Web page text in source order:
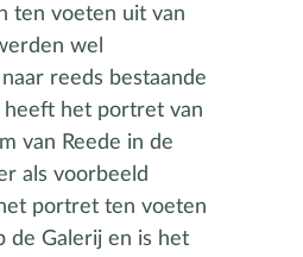
ten voeten uit van
wel
reeds bestaande
het portret van
van Reede in de
als voorbeeld
portret ten voeten
de Galerij en is het